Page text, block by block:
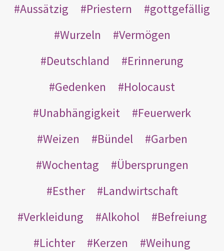
Aussätzig
Priestern
gottgefällig
Wurzeln
Vermögen
Deutschland
Erinnerung
Gedenken
Holocaust
Unabhängigkeit
Feuerwerk
Weizen
Bündel
Garben
Wochentag
Übersprungen
Esther
Landwirtschaft
Verkleidung
Alkohol
Befreiung
Lichter
Kerzen
Weihung